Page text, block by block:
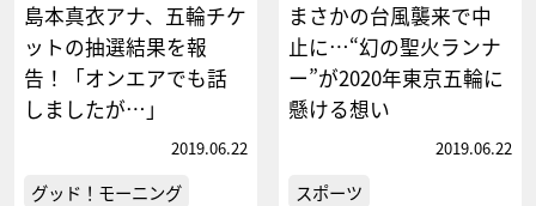
島本真衣アナ、五輪チケ
ットの抽選結果を報
告！「オンエアでも話
しましたが…」
2019.06.22
グッド！モーニング
まさかの台風襲来で中
止に…“幻の聖火ランナ
ー”が2020年東京五輪に
懸ける想い
2019.06.22
スポーツ